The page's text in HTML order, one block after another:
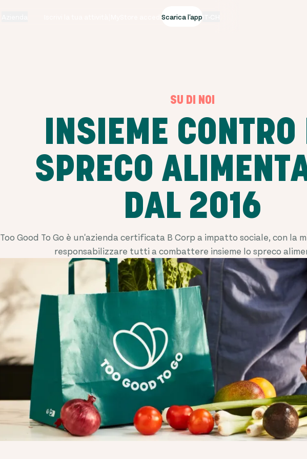
MyStore accediScarica l'app
SU DI NOI
INSIEME CONTRO
SPRECO
DAL 2016
Too Good To Go è un'azienda certificata B Corp a impatto sociale, con la
responsabilizzare tutti a combattere insieme lo spreco